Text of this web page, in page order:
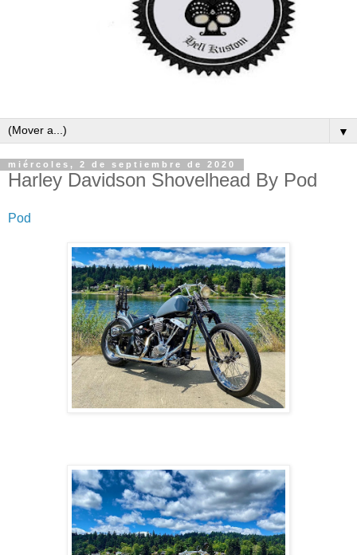
▼
miércoles, 2 de septiembre de 2020
Harley Davidson Shovelhead By Pod
Pod